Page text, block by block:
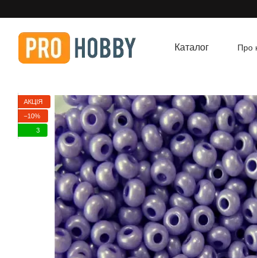
Каталог Про
АКЦІЯ
−10%
3